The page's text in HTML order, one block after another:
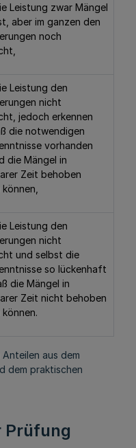
Leistung zwar Mängel
aber im ganzen den
noch
Leistung den
nicht
jedoch erkennen
die notwendigen
vorhanden
die Mängel in
Zeit behoben
Leistung den
nicht
und selbst die
so lückenhaft
die Mängel in
Zeit nicht behoben
aus dem
dem praktischen
Prüfung